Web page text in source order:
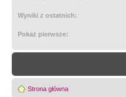
Wyniki z ostatnich:
Pokaż pierwsze:
Strona główna